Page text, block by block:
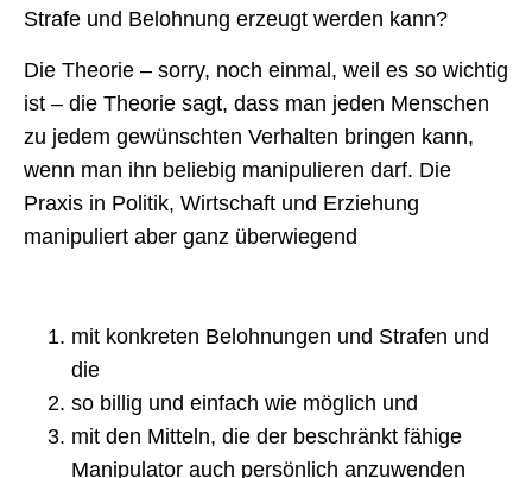
Strafe und Belohnung erzeugt werden kann?
Die Theorie – sorry, noch einmal, weil es so wichtig
ist – die Theorie sagt, dass man jeden Menschen
zu jedem gewünschten Verhalten bringen kann,
wenn man ihn beliebig manipulieren darf. Die
Praxis in Politik, Wirtschaft und Erziehung
manipuliert aber ganz überwiegend
mit konkreten Belohnungen und Strafen und
die
so billig und einfach wie möglich und
mit den Mitteln, die der beschränkt fähige
Manipulator auch persönlich anzuwenden